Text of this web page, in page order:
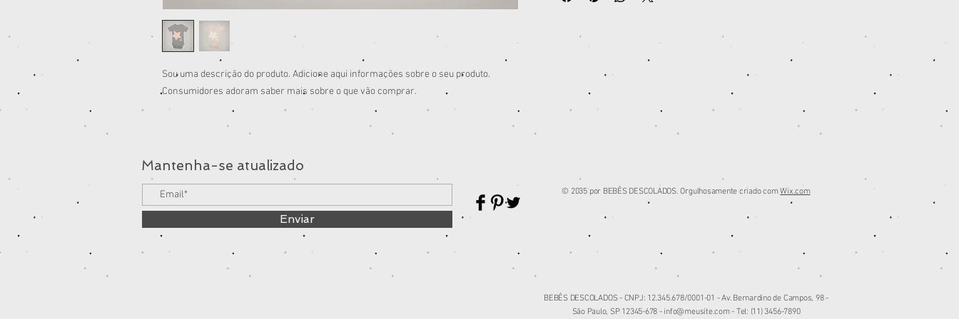
Sou uma descrição do produto. Adicione aqui informações sobre o seu produto.
Consumidores adoram saber mais sobre o que vão comprar.
de comprar, então forneça mais informações para que eles
confiança e garantir que seus clientes podem comprar com
Mantenha-se atualizado
Enviar
© 2035 por BEBÊS DESCOLADOS. Orgulhosamente criado comWix.com
BEBÊS DESCOLADOS - CNPJ: 12.345.678/0001-01 - Av. Bernardino de Campos, 98 -
São Paulo, SP 12345-678 - info@meusite.com- Tel: (11) 3456-7890